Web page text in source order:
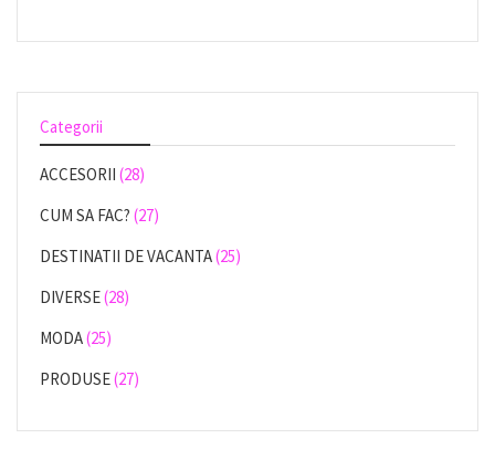
Categorii
ACCESORII (28)
CUM SA FAC? (27)
DESTINATII DE VACANTA(25)
DIVERSE(28)
MODA(25)
PRODUSE(27)